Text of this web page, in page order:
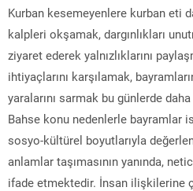
Kurban kesemeyenlere kurban eti
kalpleri okşamak, dargınlıkları
ziyaret ederek yalnızlıklarını
ihtiyaçlarını karşılamak,
yaralarını sarmak bu günlerde
Bahse konu nedenlerle bayramlar
sosyo-kültürel boyutlarıyla
anlamlar taşımasının yanında,
ifade etmektedir. İnsan ilişkilerine